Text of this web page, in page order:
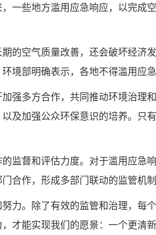
一些地方滥用应急响应，以完成
的空气质量改善，还会破坏经济
境部明确表示，各地不得滥用应
强多方合作，共同推动环境治理
及加强公众环保意识的培养。只
监督和评估力度。对于滥用应急
合作，形成多部门联动的监管机
力。除了有效的监管和治理，每
才能实现我们的愿景：一个更清新